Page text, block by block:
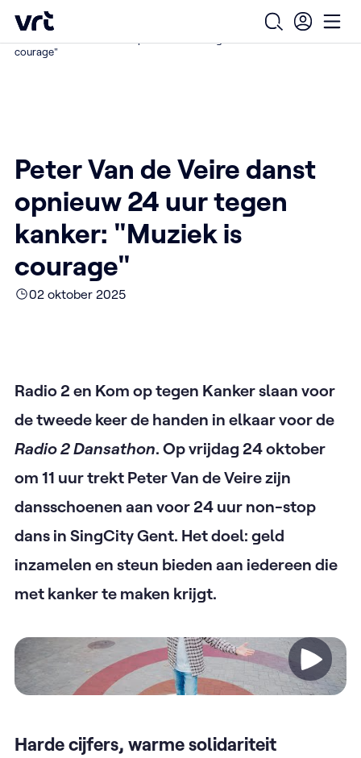
Ga naar de hoofdinhoud
VRT (home)
Open
Home /
courage"
Peter Van de Veire danst
opnieuw 24 uur tegen
kanker: "Muziek is
courage"
02 oktober 2025
Radio 2 en Kom op tegen Kanker slaan voor
de tweede keer de handen in elkaar voor de
Radio 2 Dansathon. Op vrijdag 24 oktober
om 11 uur trekt Peter Van de Veire zijn
dansschoenen aan voor 24 uur non-stop
dans in SingCity Gent. Het doel: geld
inzamelen en steun bieden aan iedereen die
met kanker te maken krijgt.
Video
Harde cijfers, warme solidariteit